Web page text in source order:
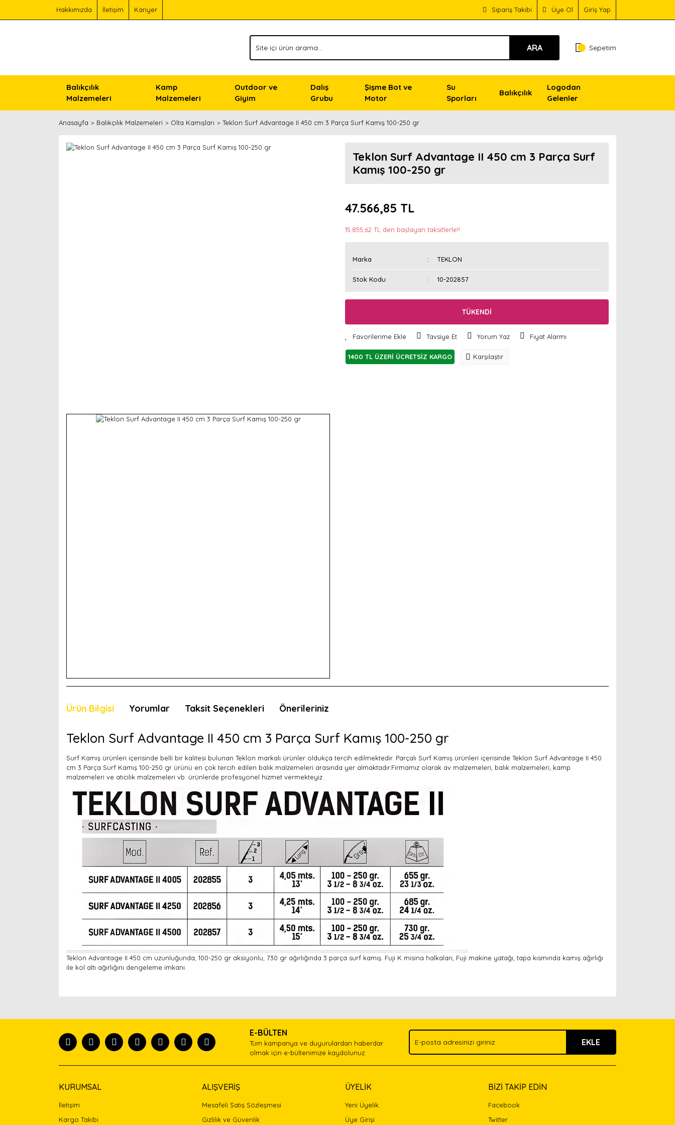
Hakkımızda İletişim Kariyer Sipariş Takibi Üye Ol Giriş Yap
ARA Sepetim
Balıkçılık
Malzemeleri
Kamp
Malzemeleri
Outdoor ve
Giyim
Dalış
Grubu
Şişme Bot ve
Motor
Su
Sporları
Balıkçılık
Logodan
Gelenler
Anasayfa Balıkçılık Malzemeleri Olta Kamışları Teklon Surf Advantage II 450 cm 3 Parça Surf Kamış 100-250 gr
Teklon Surf Advantage II 450 cm 3 Parça Surf
Kamış 100-250 gr
47.566,85 TL
15.855,62 TL den başlayan taksitlerle!!
Marka TEKLON
Stok Kodu 10-202857
TÜKENDİ
Tavsiye Et Yorum Yaz Fiyat Alarmı
1400 TL ÜZERİ ÜCRETSİZ KARGO Karşılaştır
Ürün Bilgisi Yorumlar Taksit Seçenekleri Önerileriniz
Teklon Surf Advantage II 450 cm 3 Parça Surf Kamış 100-250 gr
Surf Kamış ürünleri içerisinde belli bir kalitesi bulunan Teklon markalı ürünler oldukça tercih edilmektedir. Parçalı Surf Kamış ürünleri içerisinde Teklon Surf Advantage II 450
cm 3 Parça Surf Kamış 100-250 gr ürünü en çok tercih edilen balık malzemeleri arasında yer almaktadır.Firmamız olarak av malzemeleri, balık malzemeleri, kamp
malzemeleri ve atıcılık malzemeleri vb. ürünlerde profesyonel hizmet vermekteyiz.
Teklon Advantage II 450 cm uzunluğunda, 100-250 gr aksiyonlu, 730 gr ağırlığında 3 parça surf kamış. Fuji K misina halkaları, Fuji makine yatağı, tapa kısmında kamış ağırlığı
ile kol altı ağırlığını dengeleme imkanı.
Ürün açıklamasında eksik bilgiler bulunuyor.
Bu ürüne benzer farklı alternatifler olmalı.
E-BÜLTEN
Tüm kampanya ve duyurulardan haberdar
olmak için e-bültenimize kaydolunuz.
EKLE
KURUMSAL
İletişim
Kargo Takibi
ALIŞVERİŞ
Mesafeli Satış Sözleşmesi
Gizlilik ve Güvenlik
ÜYELİK
Yeni Üyelik
Üye Girişi
BİZİ TAKİP EDİN
Facebook
Twitter